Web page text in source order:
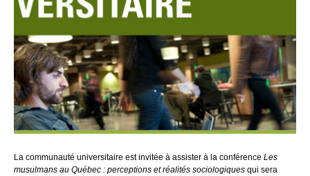
La communauté universitaire est invitée à assister à la conférence Les
musulmans au Québec : perceptions et réalités sociologiques qui sera